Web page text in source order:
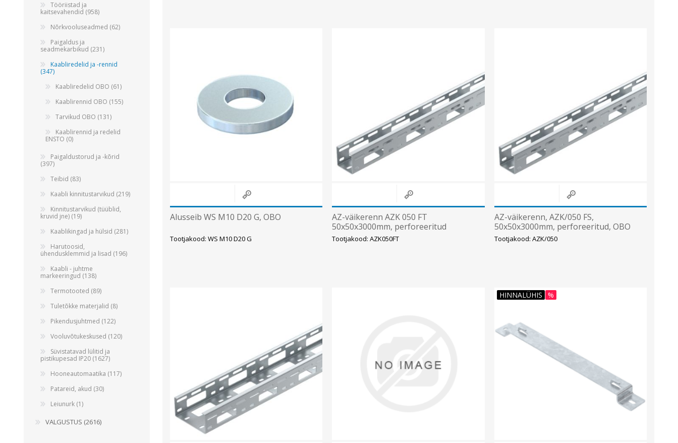
Alusseib WS M10 D20 G, OBO
Tootjakood: WS M10 D20 G
AZ-väikerenn AZK 050 FT
50x50x3000mm, perforeeritud
kuumtsink, OBO
Tootjakood: AZK050FT
AZ-väikerenn, AZK/050 FS,
50x50x3000mm, perforeeritud, OBO
Tootjakood: AZK/050
HINNALÜHIS %
Tööriistad ja
kaitsevahendid (958)
Nõrkvooluseadmed (62)
Paigaldus ja
seadmekarbikud (231)
Kaabliredelid ja -rennid
(347)
Kaabliredelid OBO (61)
Kaablirennid OBO (155)
Tarvikud OBO (131)
Kaablirennid ja redelid
ENSTO (0)
Paigaldustorud ja -kõrid
(397)
Teibid (83)
Kaabli kinnitustarvikud (219)
Kinnitustarvikud (tüüblid,
kruvid jne) (19)
Kaablikingad ja hülsid (281)
Harutoosid,
ühendusklemmid ja lisad (196)
Kaabli - juhtme
markeeringud (138)
Termotooted (89)
Tuletõkke materjalid (8)
Pikendusjuhtmed (122)
Vooluvõtukeskused (120)
Süvistatavad lülitid ja
pistikupesad IP20 (1627)
Hooneautomaatika (117)
Patareid, akud (30)
Leiunurk (1)
VALGUSTUS (2616)